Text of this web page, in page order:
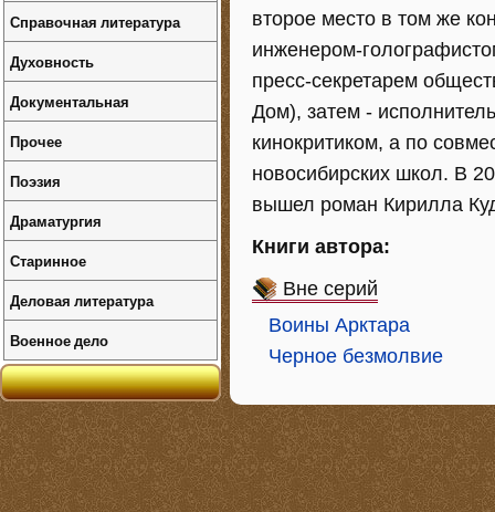
второе место в том же
инженером-
пресс-секретарем
Дом), затем -
кинокритиком, а по
новосибирских школ. В
вышел роман Кирилла
Книги автора:
Вне серий
Воины Арктара
Черное безмолвие
Справочная литература
Духовность
Документальная
Прочее
Поэзия
Драматургия
Старинное
Деловая литература
Военное дело